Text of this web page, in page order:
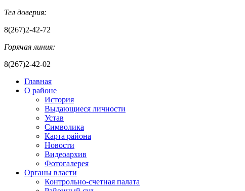
Тел доверия:
8(267)2-42-72
Горячая линия:
8(267)2-42-02
Главная
О районе
История
Выдающиеся личности
Устав
Символика
Карта района
Новости
Видеоархив
Фотогалерея
Органы власти
Контрольно-счетная палата